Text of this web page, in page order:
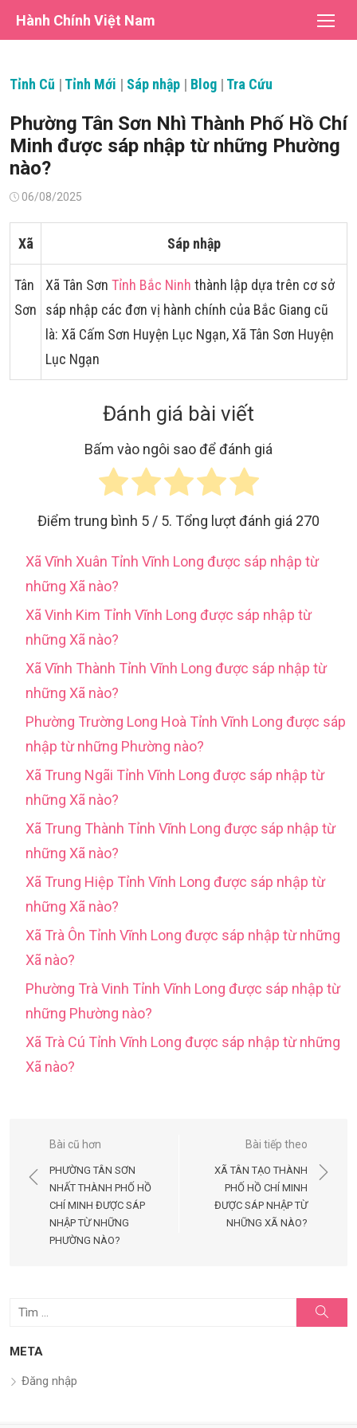
Hành Chính Việt Nam
Tỉnh Cũ | Tỉnh Mới | Sáp nhập | Blog | Tra Cứu
Phường Tân Sơn Nhì Thành Phố Hồ Chí
Minh được sáp nhập từ những Phường
nào?
Đăng06/08/2025
Xã Sáp nhập
Tân
Sơn
Xã Tân Sơn Tỉnh Bắc Ninh thành lập dựa trên cơ sở
sáp nhập các đơn vị hành chính của Bắc Giang cũ
là: Xã Cấm Sơn Huyện Lục Ngạn, Xã Tân Sơn Huyện
Lục Ngạn
Đánh giá bài viết
Bấm vào ngôi sao để đánh giá
Điểm trung bình 5 / 5. Tổng lượt đánh giá 270
Xã Vĩnh Xuân Tỉnh Vĩnh Long được sáp nhập từ
những Xã nào?
Xã Vinh Kim Tỉnh Vĩnh Long được sáp nhập từ
những Xã nào?
Xã Vĩnh Thành Tỉnh Vĩnh Long được sáp nhập từ
những Xã nào?
Phường Trường Long Hoà Tỉnh Vĩnh Long được sáp
nhập từ những Phường nào?
Xã Trung Ngãi Tỉnh Vĩnh Long được sáp nhập từ
những Xã nào?
Xã Trung Thành Tỉnh Vĩnh Long được sáp nhập từ
những Xã nào?
Xã Trung Hiệp Tỉnh Vĩnh Long được sáp nhập từ
những Xã nào?
Xã Trà Ôn Tỉnh Vĩnh Long được sáp nhập từ những
Xã nào?
Phường Trà Vinh Tỉnh Vĩnh Long được sáp nhập từ
những Phường nào?
Xã Trà Cú Tỉnh Vĩnh Long được sáp nhập từ những
Xã nào?
Điều
hướng
bài
viết
Bài cũ hơn
PHƯỜNG TÂN SƠN
NHẤT THÀNH PHỐ HỒ
CHÍ MINH ĐƯỢC SÁP
NHẬP TỪ NHỮNG
PHƯỜNG NÀO?
Bài tiếp theo
XÃ TÂN TẠO THÀNH
PHỐ HỒ CHÍ MINH
ĐƯỢC SÁP NHẬP TỪ
NHỮNG XÃ NÀO?
Tìm
quả
kiếm
META
Đăng nhập